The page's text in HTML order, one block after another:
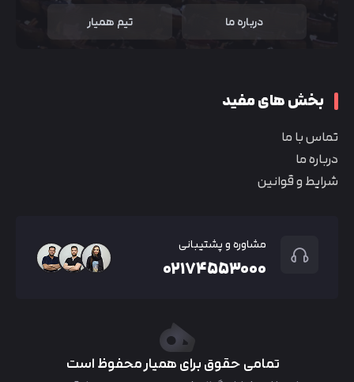
درباره ما تیم همیار
بخش های مفید
تماس با ما
درباره ما
شرایط و قوانین
مشاوره و پشتیبانی
۰۲۱۷۴۵۵۳۰۰۰
تمامی حقوق برای همیار محفوظ است